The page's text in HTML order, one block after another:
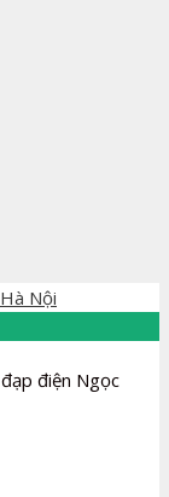
điện Ngọc